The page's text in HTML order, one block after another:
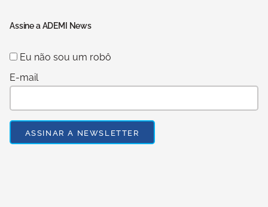
Assine a ADEMI News
Eu não sou um robô
E-mail